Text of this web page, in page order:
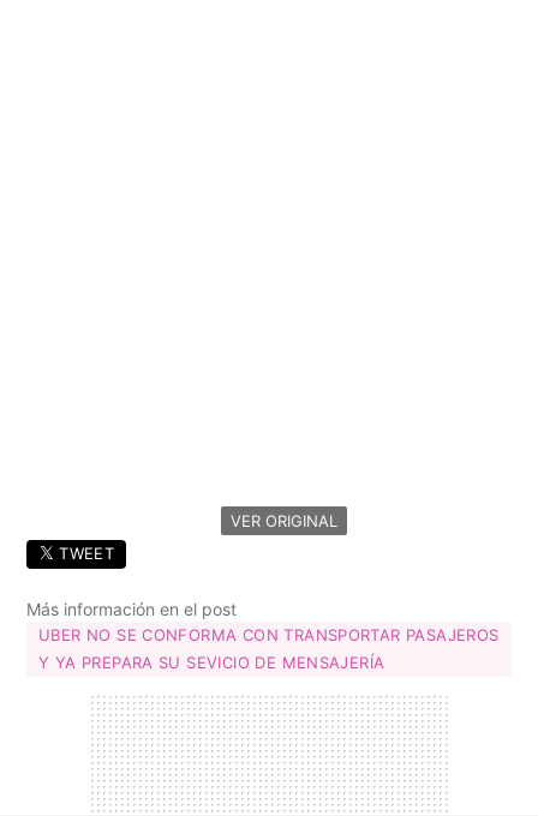
VER ORIGINAL
TWEET
Más información en el post
UBER NO SE CONFORMA CON TRANSPORTAR PASAJEROS
Y YA PREPARA SU SEVICIO DE MENSAJERÍA